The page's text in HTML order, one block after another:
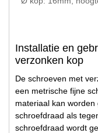
Installatie en
verzonken kop
De schroeven met
een metrische fijne
materiaal kan
schroefdraad als
schroefdraad wordt